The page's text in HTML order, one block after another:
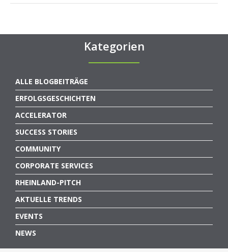
Kategorien
ALLE BLOGBEITRÄGE
ERFOLGSGESCHICHTEN
ACCELERATOR
SUCCESS STORIES
COMMUNITY
CORPORATE SERVICES
RHEINLAND-PITCH
AKTUELLE TRENDS
EVENTS
NEWS